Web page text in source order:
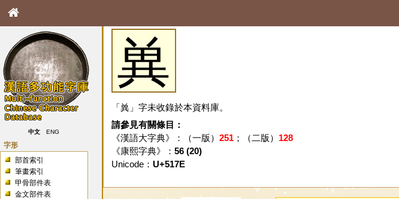
中文 ENG
字形
部首索引
筆畫索引
甲骨部件表
金文部件表
兾
「兾」字未收錄於本資料庫。
請參見有關條目：
《漢語大字典》：（一版） 251；（二版） 128
《康熙字典》： 56 (20)
Unicode： U+517E